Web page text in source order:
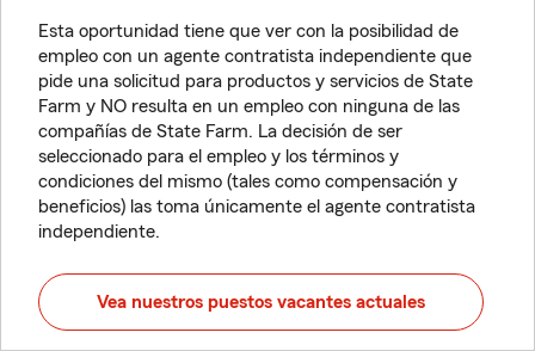
Esta oportunidad tiene que ver con la posibilidad de
empleo con un agente contratista independiente que
pide una solicitud para productos y servicios de State
Farm y NO resulta en un empleo con ninguna de las
compañías de State Farm. La decisión de ser
seleccionado para el empleo y los términos y
condiciones del mismo (tales como compensación y
beneficios) las toma únicamente el agente contratista
independiente.
Vea nuestros puestos vacantes actuales